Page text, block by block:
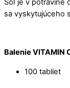
Soľ je v potravine
sa vyskytujúceho
Balenie VITAMIN
100 tabliet